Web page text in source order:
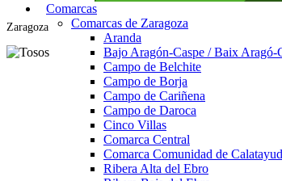
Comarcas
Comarcas de Zaragoza
Aranda
Bajo Aragón-Caspe / Baix Aragó-
Campo de Belchite
Campo de Borja
Campo de Cariñena
Campo de Daroca
Cinco Villas
Comarca Central
Comarca Comunidad de Calatayud
Ribera Alta del Ebro
Zaragoza